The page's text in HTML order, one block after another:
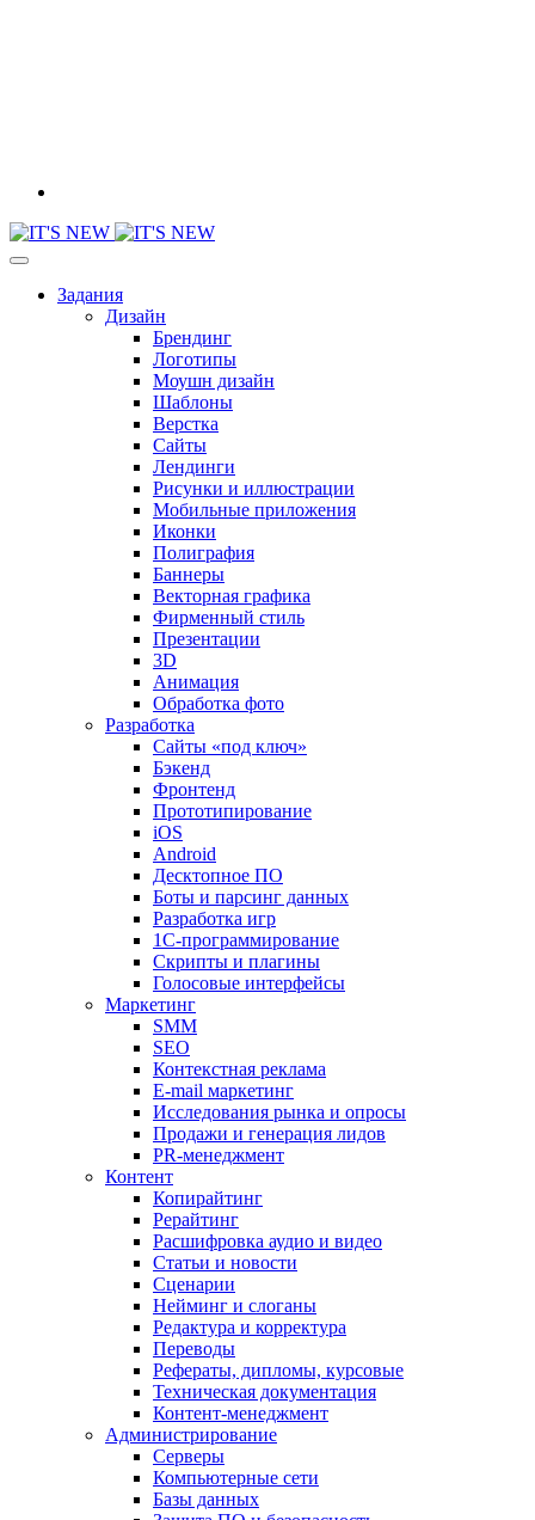
Задания
Дизайн
Брендинг
Логотипы
Моушн дизайн
Шаблоны
Верстка
Сайты
Лендинги
Рисунки и иллюстрации
Мобильные приложения
Иконки
Полиграфия
Баннеры
Векторная графика
Фирменный стиль
Презентации
3D
Анимация
Обработка фото
Разработка
Сайты «под ключ»
Бэкенд
Фронтенд
Прототипирование
iOS
Android
Десктопное ПО
Боты и парсинг данных
Разработка игр
1С-программирование
Скрипты и плагины
Голосовые интерфейсы
Маркетинг
SMM
SEO
Контекстная реклама
E-mail маркетинг
Исследования рынка и опросы
Продажи и генерация лидов
PR-менеджмент
Контент
Копирайтинг
Рерайтинг
Расшифровка аудио и видео
Статьи и новости
Сценарии
Нейминг и слоганы
Редактура и корректура
Переводы
Рефераты, дипломы, курсовые
Техническая документация
Контент-менеджмент
Администрирование
Серверы
Компьютерные сети
Базы данных